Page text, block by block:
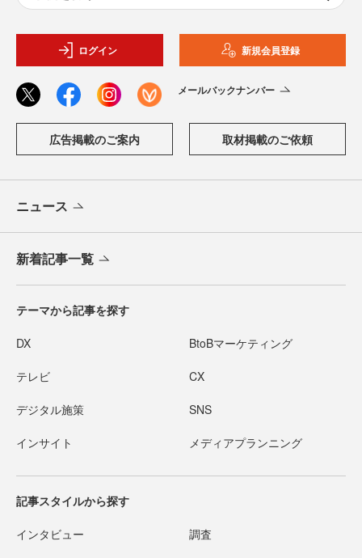
ログイン 新規会員登録
メールバックナンバー
広告掲載のご案内 取材掲載のご依頼
ニュース
新着記事一覧
テーマから記事を探す
DX BtoBマーケティング
テレビ CX
デジタル施策 SNS
インサイト メディアプランニング
記事スタイルから探す
インタビュー 調査